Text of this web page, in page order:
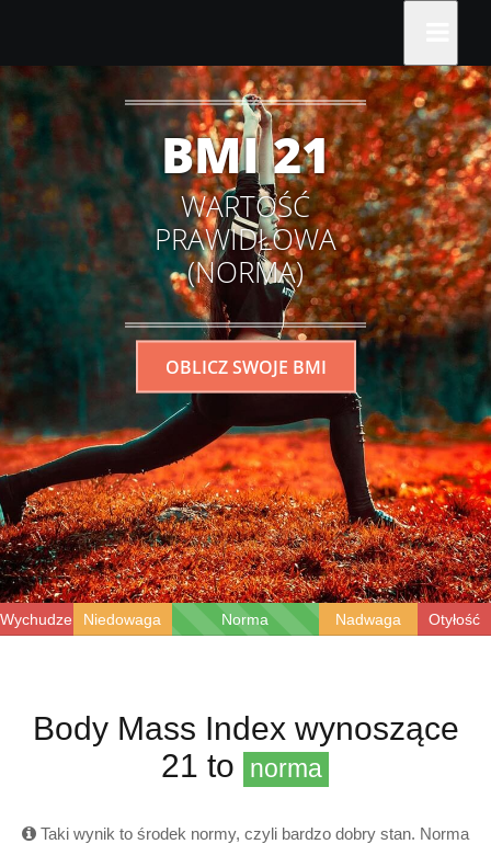
BMI 21
WARTOŚĆ
PRAWIDŁOWA
(NORMA)
OBLICZ SWOJE BMI
WychudzenieNiedowaga Norma Nadwaga Otyłość
Body Mass Index wynoszące
21 to
norma
Taki wynik to środek normy, czyli bardzo dobry stan. Norma